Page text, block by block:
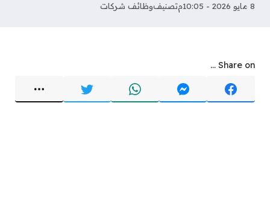
8 مايو 2026 - 10:05م تصنيفوظائف شركات
Share on ...